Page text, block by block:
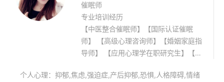
催眠师
专业培训经历
【中医整合催眠师】【国际认证催眠
师】 【高级心理咨询师】【婚姻家庭指
导师】 【应用心理学在职研究生】【中
成长】【情感分析、婚姻关系】【社交
个人心理：抑郁,焦虑,强迫症,产后抑郁,恐惧,人格障碍,情绪